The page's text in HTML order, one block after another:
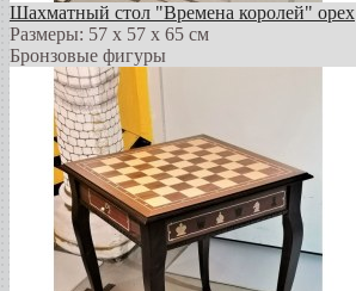
Шахматный стол "Времена королей" орех
Размеры: 57 х 57 х 65 см
Бронзовые фигуры